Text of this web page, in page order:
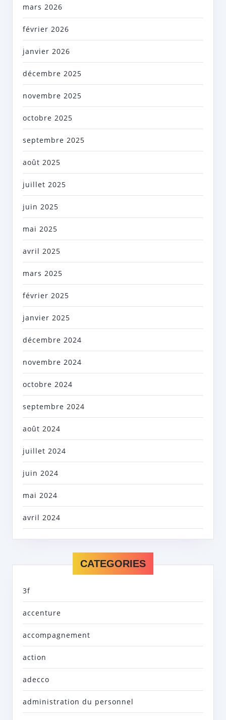
mars 2026
février 2026
janvier 2026
décembre 2025
novembre 2025
octobre 2025
septembre 2025
août 2025
juillet 2025
juin 2025
mai 2025
avril 2025
mars 2025
février 2025
janvier 2025
décembre 2024
novembre 2024
octobre 2024
septembre 2024
août 2024
juillet 2024
juin 2024
mai 2024
avril 2024
CATEGORIES
3f
accenture
accompagnement
action
adecco
administration du personnel